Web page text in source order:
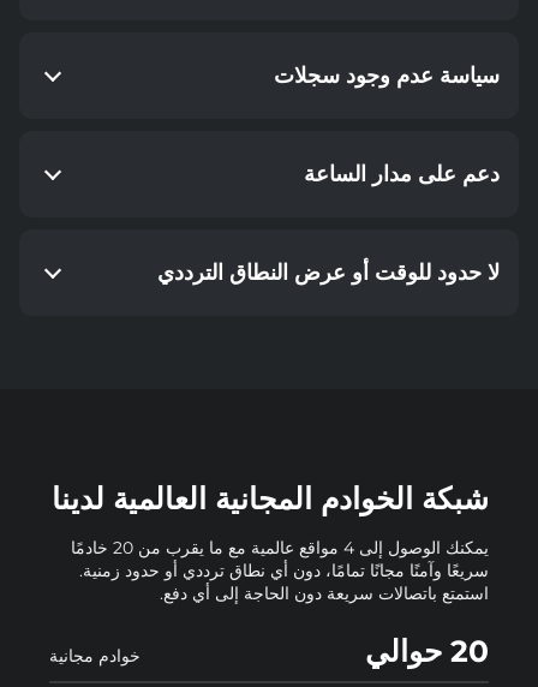
سياسة عدم وجود سجلات
دعم على مدار الساعة
لا حدود للوقت أو عرض النطاق الترددي
شبكة الخوادم المجانية العالمية لدينا
يمكنك الوصول إلى 4 مواقع عالمية مع ما يقرب من 20 خادمًا
سريعًا وآمنًا مجانًا تمامًا، دون أي نطاق ترددي أو حدود زمنية.
استمتع باتصالات سريعة دون الحاجة إلى أي دفع.
20 حوالي خوادم مجانية